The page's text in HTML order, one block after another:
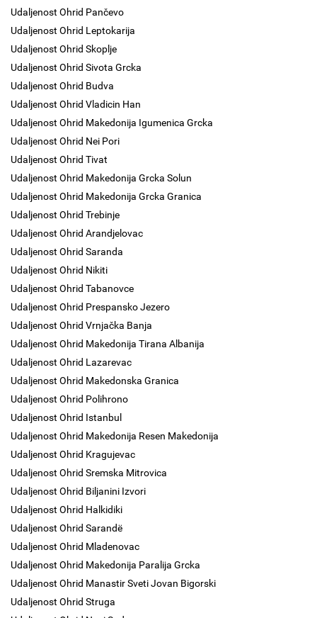
Udaljenost Ohrid Pančevo
Udaljenost Ohrid Leptokarija
Udaljenost Ohrid Skoplje
Udaljenost Ohrid Sivota Grcka
Udaljenost Ohrid Budva
Udaljenost Ohrid Vladicin Han
Udaljenost Ohrid Makedonija Igumenica Grcka
Udaljenost Ohrid Nei Pori
Udaljenost Ohrid Tivat
Udaljenost Ohrid Makedonija Grcka Solun
Udaljenost Ohrid Makedonija Grcka Granica
Udaljenost Ohrid Trebinje
Udaljenost Ohrid Arandjelovac
Udaljenost Ohrid Saranda
Udaljenost Ohrid Nikiti
Udaljenost Ohrid Tabanovce
Udaljenost Ohrid Prespansko Jezero
Udaljenost Ohrid Vrnjačka Banja
Udaljenost Ohrid Makedonija Tirana Albanija
Udaljenost Ohrid Lazarevac
Udaljenost Ohrid Makedonska Granica
Udaljenost Ohrid Polihrono
Udaljenost Ohrid Istanbul
Udaljenost Ohrid Makedonija Resen Makedonija
Udaljenost Ohrid Kragujevac
Udaljenost Ohrid Sremska Mitrovica
Udaljenost Ohrid Biljanini Izvori
Udaljenost Ohrid Halkidiki
Udaljenost Ohrid Sarandë
Udaljenost Ohrid Mladenovac
Udaljenost Ohrid Makedonija Paralija Grcka
Udaljenost Ohrid Manastir Sveti Jovan Bigorski
Udaljenost Ohrid Struga